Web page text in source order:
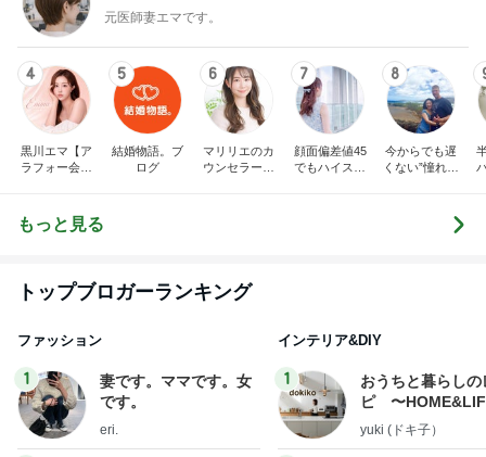
元医師妻エマです。
4
黒川エマ【ア
ラフォー会社
5
結婚物語。ブ
ログ
6
マリリエのカ
ウンセラーブ
7
顔面偏差値45
でもハイスペ
8
今からでも遅
くない”憧れの
婚” 二度のア
メリカ人との
もっと見る
トップブロガーランキング
ファッション
1
妻です。ママです。女
です。
eri.
インテリア&DIY
1
おうちと暮らしの
ピ 〜
yuki (ドキ子）